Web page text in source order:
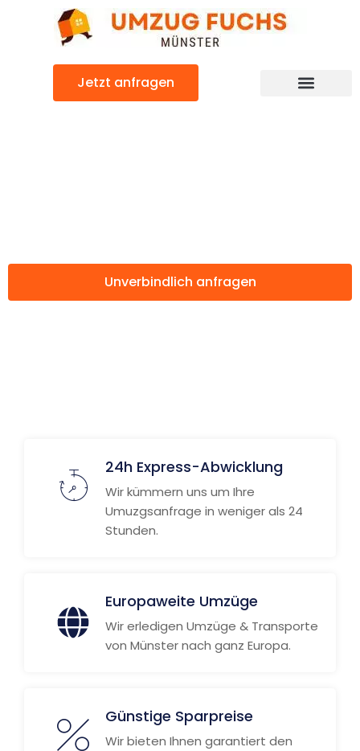
Jetzt anfragen
Unverbindlich anfragen
24h Express-Abwicklung
Wir kümmern uns um Ihre
Umuzgsanfrage in weniger als 24
Stunden.
Europaweite Umzüge
Wir erledigen Umzüge & Transporte
von Münster nach ganz Europa.
Günstige Sparpreise
Wir bieten Ihnen garantiert den